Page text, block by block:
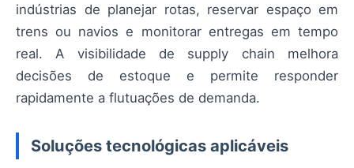
indústrias de planejar rotas, reservar espaço em
trens ou navios e monitorar entregas em tempo
real. A visibilidade de supply chain melhora
decisões de estoque e permite responder
rapidamente a flutuações de demanda.
Soluções tecnológicas aplicáveis